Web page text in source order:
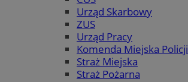
Urząd Skarbowy
ZUS
Urząd Pracy
Komenda Miejska Policji
Straż Miejska
Straż Pożarna